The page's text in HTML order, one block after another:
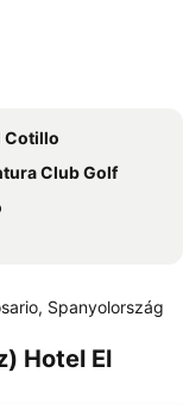
Cotillo
Club Golf
Spanyolország
Hotel El